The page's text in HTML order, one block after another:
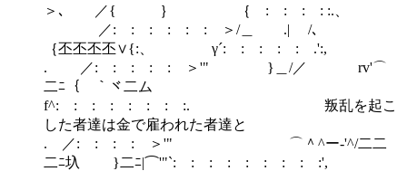
＞､ ／{ ｝ ｛ : : : : :.、
／: : : : : : ＞/＿ .| /､
｛丕丕丕丕∨{:、 γ´: : : : : .':,
. ／: : : : : ＞'" }＿/／ rv'⌒
二ﾆ｛ ｀ヾ二ム
f^: : : : : : : :. 叛乱を起こ
した者達は金で雇われた者達と
. ／: : : : ＞'" ⌒＾^ー-'^/二二
二ﾆ圦 }二ﾆ|⌒'"`: : : : : : : : :',